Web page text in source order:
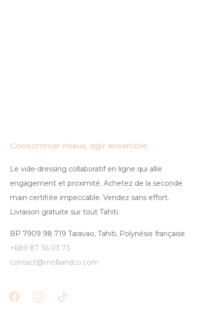
Consommer mieux, agir ensemble.
Le vide-dressing collaboratif en ligne qui allie
engagement et proximité. Achetez de la seconde
main certifiée impeccable. Vendez sans effort.
Livraison gratuite sur tout Tahiti.
BP 7909 98 719 Taravao, Tahiti, Polynésie française
+689 87 36 03 73
contact@molliandco.com